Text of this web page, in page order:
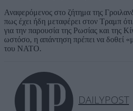
Αναφερόμενος στο ζήτημα της
πως έχει ήδη μεταφέρει στον Τραμπ ότι
για την παρουσία της Ρωσίας και της
ωστόσο, η απάντηση πρέπει να δοθεί
του ΝΑΤΟ.
DAILYPOST